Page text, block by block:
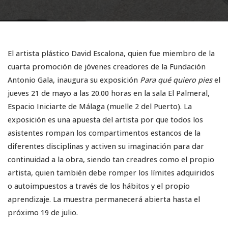
El artista plástico David Escalona, quien fue miembro de la
cuarta promoción de jóvenes creadores de la Fundación
Antonio Gala, inaugura su exposición Para qué quiero piesel
jueves 21 de mayo a las 20.00 horas en la sala El Palmeral,
Espacio Iniciarte de Málaga (muelle 2 del Puerto). La
exposición es una apuesta del artista por que todos los
asistentes rompan los compartimentos estancos de la
diferentes disciplinas y activen su imaginación para dar
continuidad a la obra, siendo tan creadres como el propio
artista, quien también debe romper los límites adquiridos
o autoimpuestos a través de los hábitos y el propio
aprendizaje. La muestra permanecerá abierta hasta el
próximo 19 de julio.